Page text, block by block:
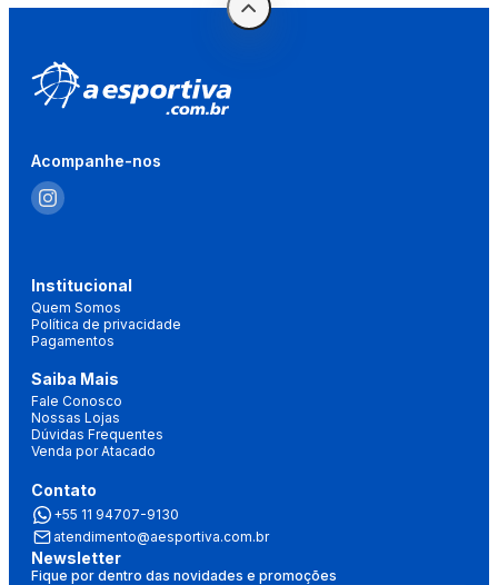
Acompanhe-nos
Institucional
Quem Somos
Política de privacidade
Pagamentos
Saiba Mais
Fale Conosco
Nossas Lojas
Dúvidas Frequentes
Venda por Atacado
Contato
+55 11 94707-9130
atendimento@aesportiva.com.br
Newsletter
Fique por dentro das novidades e promoções